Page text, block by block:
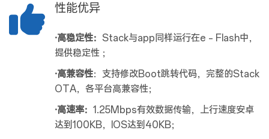
性能优异
·高稳定性： Stack与app同样运行在e – Flash中，
提供稳定性 ；
·高兼容性：支持修改Boot跳转代码，完整的Stack
OTA，各平台高兼容性；
·高速率： 1.25Mbps有效数据传输，上行速度安卓
达到100KB，IOS达到40KB；